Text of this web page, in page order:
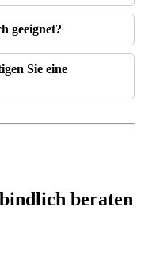
geeignet?
Sie eine
beraten